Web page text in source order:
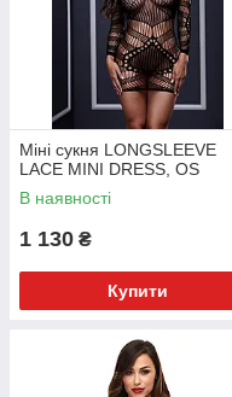
Міні сукня LONGSLEEVE
LACE MINI DRESS, OS
В наявності
1 130 ₴
Купити